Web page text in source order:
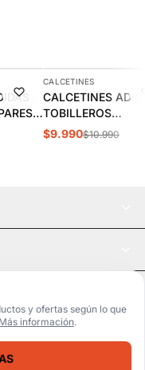
y ofertas según lo que
Más información.
|
-9%
CALCETINES
CALCETINES
TOBILLEROS
ACOLCHADOS
$9.990$10.990
protegidos